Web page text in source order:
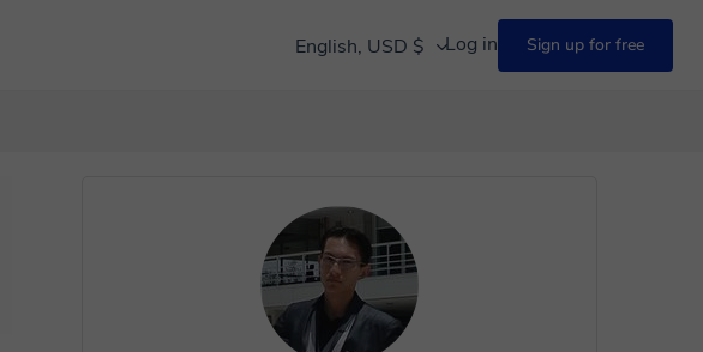
English, USD $ Log in Sign up for free